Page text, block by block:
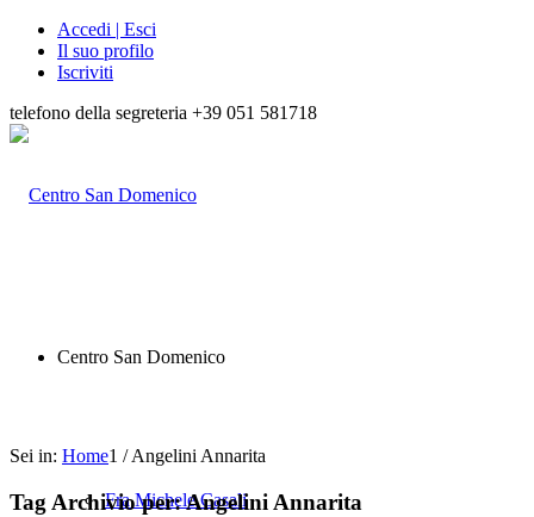
Accedi | Esci
Il suo profilo
Iscriviti
telefono della segreteria +39 051 581718
Centro San Domenico
Fra Michele Casali
Sei in: Home1 / Angelini Annarita
Tag Archivio per:Angelini Annarita